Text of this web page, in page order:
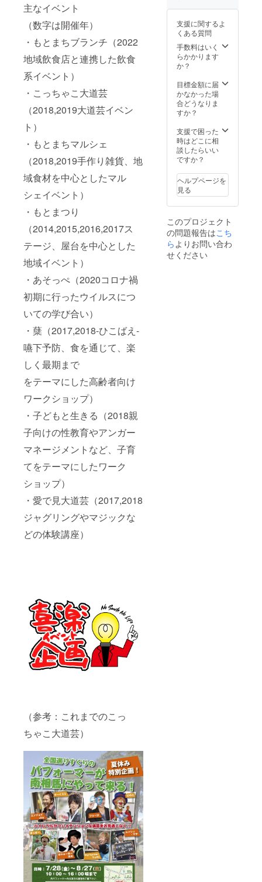
主なイベント
（数字は開催年）
・もとまちブランチ（2022
地域飲食店と連携した飲食
系イベント）
・こっちゃこ大道芸
（2018,2019大道芸イベン
ト）
・もとまちマルシェ
（2018,2019手作り雑貨、地
域食材を中心としたマル
シェイベント）
・もとまつり
（2014,2015,2016,2017ス
テージ、屋台を中心とした
地域イベント）
・あそっぺ（2020コロナ禍
初期に行ったウイルスにつ
いての学び合い）
・蘖（2017,2018-ひこばえ-
嚥下予防、食を通じて、楽
しく最期まで
をテーマにした高齢者向け
ワークショップ）
・子どもと生きる（2018親
子向けの性教育やアンガー
マネージメントなど、子育
てをテーマにしたワーク
ショップ）
・愛で見大道芸（2017,2018
ジャグリングやマジックな
どの体験講座）
（参考：これまでのこっ
ちゃこ大道芸）
支援に関するよ
くある質問
手数料はいく
らかかります
か？
目標金額に届
かなかった場
合どうなりま
すか？
支援で困った
時はどこに相
談したらいい
ですか？
ヘルプページを
見る
このプロジェクト
の問題報告はこち
らよりお問い合わ
せください